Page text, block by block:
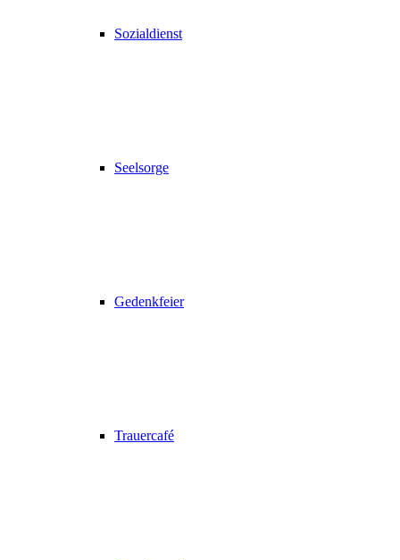
Sozialdienst
Seelsorge
Gedenkfeier
Trauercafé